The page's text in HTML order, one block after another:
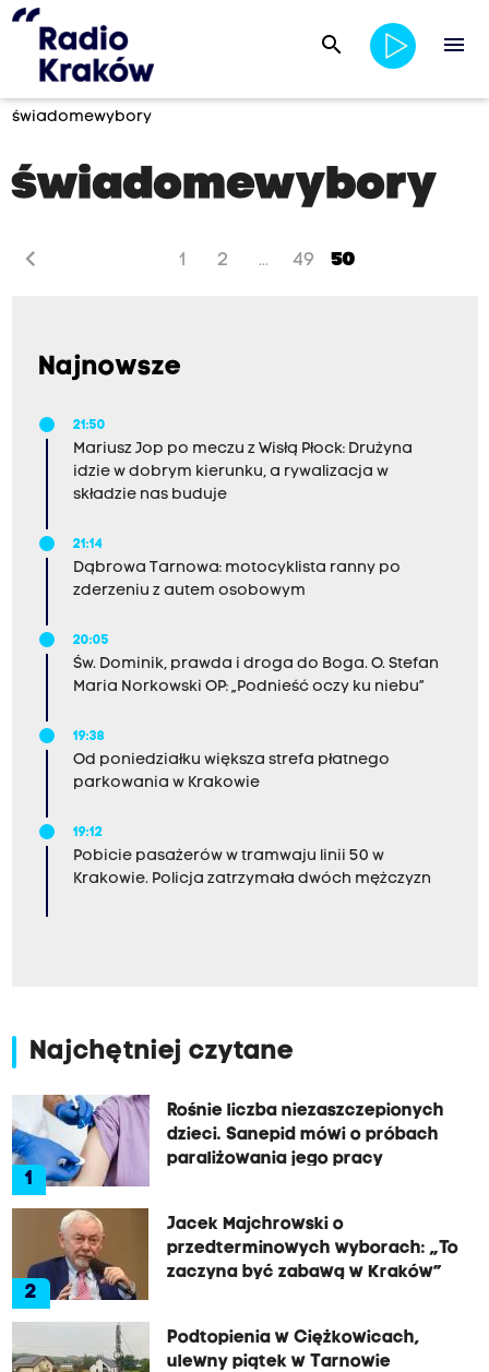
search menu
świadomewybory
świadomewybory
chevron_left 1 2 ... 49 50
Najnowsze
21:50
Mariusz Jop po meczu z Wisłą Płock: Drużyna
idzie w dobrym kierunku, a rywalizacja w
składzie nas buduje
21:14
Dąbrowa Tarnowa: motocyklista ranny po
zderzeniu z autem osobowym
20:05
Św. Dominik, prawda i droga do Boga. O. Stefan
Maria Norkowski OP: „Podnieść oczy ku niebu”
19:38
Od poniedziałku większa strefa płatnego
parkowania w Krakowie
19:12
Pobicie pasażerów w tramwaju linii 50 w
Krakowie. Policja zatrzymała dwóch mężczyzn
Najchętniej czytane
1
Rośnie liczba niezaszczepionych
dzieci. Sanepid mówi o próbach
paraliżowania jego pracy
2
Jacek Majchrowski o
przedterminowych wyborach: „To
zaczyna być zabawą w Kraków”
Podtopienia w Ciężkowicach,
ulewny piątek w Tarnowie